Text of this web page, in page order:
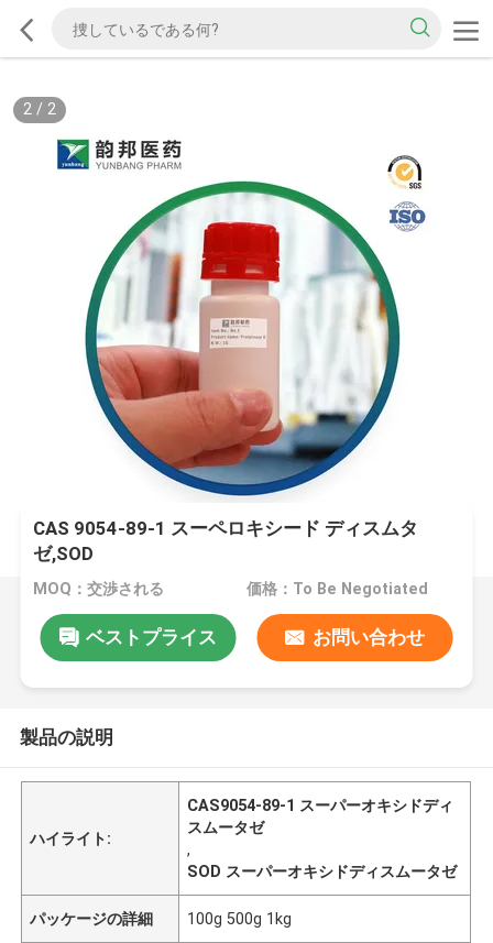
2/ 2
CAS 9054-89-1 スーペロキシード ディスムタ
ゼ,SOD
MOQ：交渉される 価格：To Be Negotiated
ベストプライス お問い合わせ
製品の説明
ハイライト:
CAS9054-89-1 スーパーオキシドディ
スムータゼ
,
SOD スーパーオキシドディスムータゼ
パッケージの詳細 100g 500g 1kg